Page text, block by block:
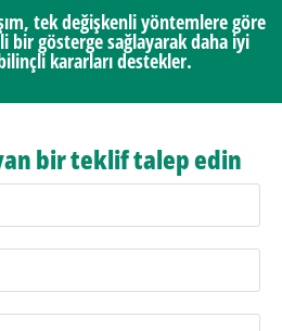
tek değişkenli yöntemlere göre
bir gösterge sağlayarak daha iyi
kararları destekler.
bir teklif talep edin